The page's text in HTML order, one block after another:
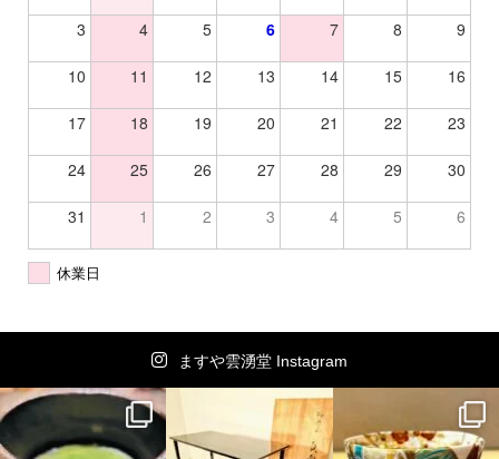
3 4 5 6 7 8 9
10 11 12 13 14 15 16
17 18 19 20 21 22 23
24 25 26 27 28 29 30
31 1 2 3 4 5 6
休業日
ますや雲湧堂 Instagram